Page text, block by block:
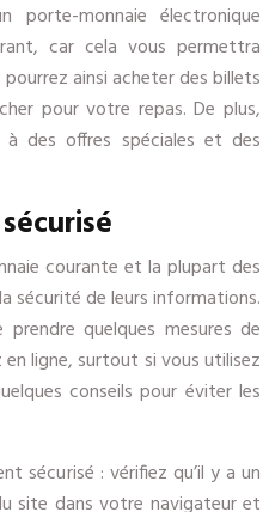
monnaie électronique
car cela vous permettra
pourrez ainsi acheter des billets
pour votre repas. De plus,
des offres spéciales et des
courante et la plupart des
sécurité de leurs informations.
quelques mesures de
ligne, surtout si vous utilisez
conseils pour éviter les
sécurisé : vérifiez qu’il y a un
site dans votre navigateur et